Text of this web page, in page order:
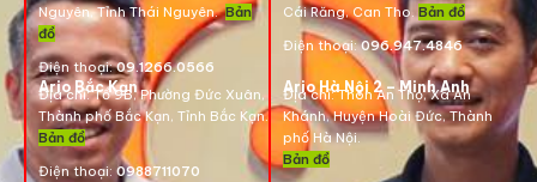
Nguyên, Tỉnh Thái Nguyên.Bản
đồ
Điện thoại:09.1266.0566
Cái Răng, Can Tho. Bản đồ
Điện thoại:096.947.4846
Ario Bắc Kạn
Địa chỉ:Tổ 9B, Phường Đức Xuân,
Thành phố Bắc Kạn, Tỉnh Bắc Kạn.
Bản đồ
Điện thoại: 0988711070
Ario Hà Nội 2 – Minh Anh
Địa chỉ:Thôn An Thọ, Xã An
Khánh, Huyện Hoài Đức, Thành
phố Hà Nội.
Bản đồ